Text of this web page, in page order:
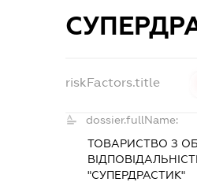
riskFactors.title
dossier.fullName:
ТОВАРИСТВО З
"СУПЕРДРАСТИК"